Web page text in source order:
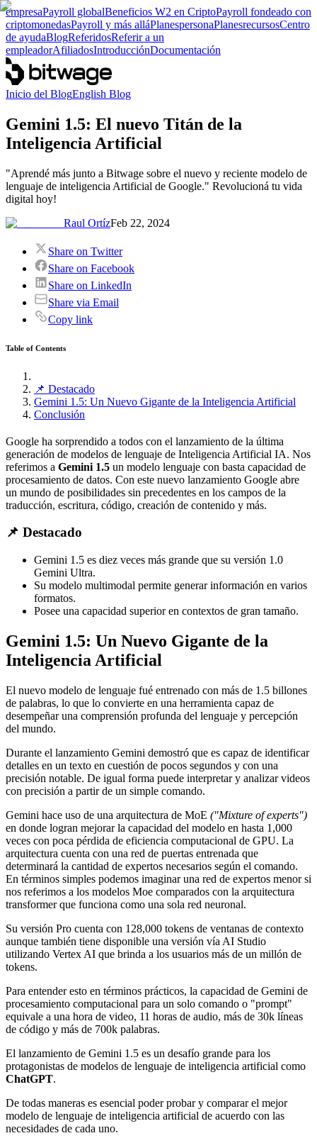
empresaPayroll globalBeneficios W2 en CriptoPayroll fondeado con
criptomonedasPayroll y más alláPlanespersonaPlanesrecursosCentro
de ayudaBlogReferidosReferir a un
empleadorAfiliadosIntroducciónDocumentación
Inicio del BlogEnglish Blog
Gemini 1.5: El nuevo Titán de la
Inteligencia Artificial
"Aprendé más junto a Bitwage sobre el nuevo y reciente modelo de
lenguaje de inteligencia Artificial de Google." Revolucioná tu vida
digital hoy!
Raul OrtízFeb 22, 2024
Share on Twitter
Share on Facebook
Share on LinkedIn
Share via Email
Copy link
Table of Contents
📌 Destacado
Gemini 1.5: Un Nuevo Gigante de la Inteligencia Artificial
Conclusión
Google ha sorprendido a todos con el lanzamiento de la última
generación de modelos de lenguaje de Inteligencia Artificial IA. Nos
referimos a Gemini 1.5 un modelo lenguaje con basta capacidad de
procesamiento de datos. Con este nuevo lanzamiento Google abre
un mundo de posibilidades sin precedentes en los campos de la
traducción, escritura, código, creación de contenido y más.
📌 Destacado
Gemini 1.5 es diez veces más grande que su versión 1.0
Gemini Ultra.
Su modelo multimodal permite generar información en varios
formatos.
Posee una capacidad superior en contextos de gran tamaño.
Gemini 1.5: Un Nuevo Gigante de la
Inteligencia Artificial
El nuevo modelo de lenguaje fué entrenado con más de 1.5 billones
de palabras, lo que lo convierte en una herramienta capaz de
desempeñar una comprensión profunda del lenguaje y percepción
del mundo.
Durante el lanzamiento Gemini demostró que es capaz de identificar
detalles en un texto en cuestión de pocos segundos y con una
precisión notable. De igual forma puede interpretar y analizar videos
con precisión a partir de un simple comando.
Gemini hace uso de una arquitectura de MoE ("Mixture of experts")
en donde logran mejorar la capacidad del modelo en hasta 1,000
veces con poca pérdida de eficiencia computacional de GPU. La
arquitectura cuenta con una red de puertas entrenada que
determinará la cantidad de expertos necesarios según el comando.
En términos simples podemos imaginar una red de expertos menor si
nos referimos a los modelos Moe comparados con la arquitectura
transformer que funciona como una sola red neuronal.
Su versión Pro cuenta con 128,000 tokens de ventanas de contexto
aunque también tiene disponible una versión vía AI Studio
utilizando Vertex AI que brinda a los usuarios más de un millón de
tokens.
Para entender esto en términos prácticos, la capacidad de Gemini de
procesamiento computacional para un solo comando o "prompt"
equivale a una hora de video, 11 horas de audio, más de 30k líneas
de código y más de 700k palabras.
El lanzamiento de Gemini 1.5 es un desafío grande para los
protagonistas de modelos de lenguaje de inteligencia artificial como
ChatGPT.
De todas maneras es esencial poder probar y comparar el mejor
modelo de lenguaje de inteligencia artificial de acuerdo con las
necesidades de cada uno.